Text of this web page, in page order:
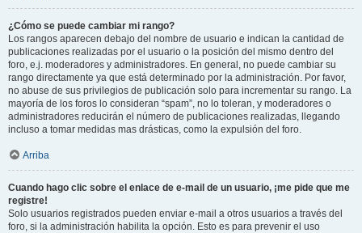
¿Cómo se puede cambiar mi rango?
Los rangos aparecen debajo del nombre de usuario e indican la cantidad de
publicaciones realizadas por el usuario o la posición del mismo dentro del
foro, e.j. moderadores y administradores. En general, no puede cambiar su
rango directamente ya que está determinado por la administración. Por favor,
no abuse de sus privilegios de publicación solo para incrementar su rango. La
mayoría de los foros lo consideran “spam”, no lo toleran, y moderadores o
administradores reducirán el número de publicaciones realizadas, llegando
incluso a tomar medidas mas drásticas, como la expulsión del foro.
Arriba
Cuando hago clic sobre el enlace de e-mail de un usuario, ¡me pide que me
registre!
Solo usuarios registrados pueden enviar e-mail a otros usuarios a través del
foro, si la administración habilita la opción. Esto es para prevenir el uso